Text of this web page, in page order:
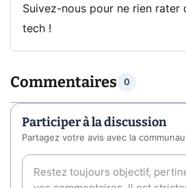
Suivez-nous pour ne rien rater
tech !
Commentaires 0
Participer à la discussion
Partagez votre avis avec la